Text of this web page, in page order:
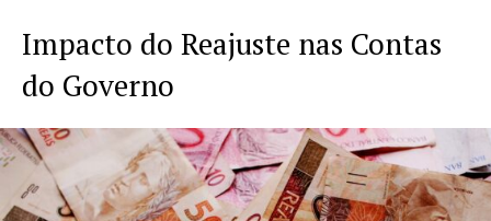
Impacto do Reajuste nas Contas
do Governo